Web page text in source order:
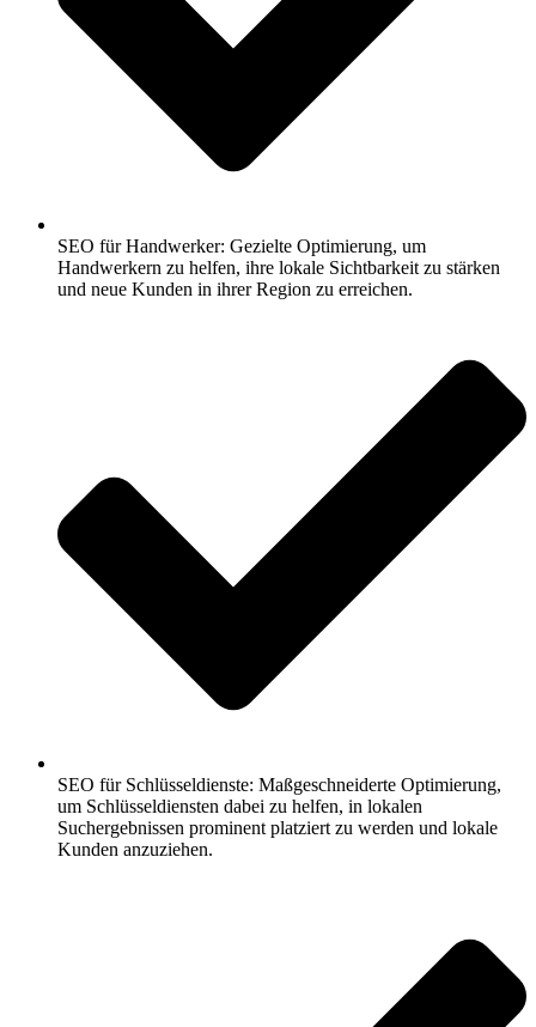
SEO für Handwerker: Gezielte Optimierung, um
Handwerkern zu helfen, ihre lokale Sichtbarkeit zu stärken
und neue Kunden in ihrer Region zu erreichen.
SEO für Schlüsseldienste: Maßgeschneiderte Optimierung,
um Schlüsseldiensten dabei zu helfen, in lokalen
Suchergebnissen prominent platziert zu werden und lokale
Kunden anzuziehen.